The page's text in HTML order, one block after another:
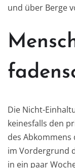
und über Berge
Die Nicht-
keinesfalls den
des Abkommens
im Vordergrund
in ein paar